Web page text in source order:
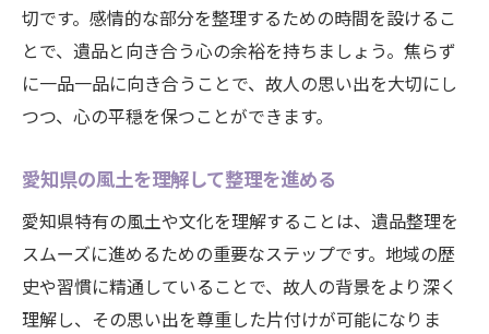
業者とのコミュニケーションの重要性
安心して任せられる業者の見極め方
心の負担を軽減する愛知県の遺品整理専門店の
活用術
心のケアを考慮した専門店の選び方
ス
感情的なサポートを受ける方法
専門店と一緒に進める安心の遺品整理
切です。感情的な部分を整理するための時間を設けるこ
とで、遺品と向き合う心の余裕を持ちましょう。焦らず
に一品一品に向き合うことで、故人の思い出を大切にし
つつ、心の平穏を保つことができます。
愛知県の風土を理解して整理を進める
愛知県特有の風土や文化を理解することは、遺品整理を
スムーズに進めるための重要なステップです。地域の歴
史や習慣に精通していることで、故人の背景をより深く
理解し、その思い出を尊重した片付けが可能になりま